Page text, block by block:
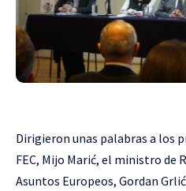
Dirigieron unas palabras a los
FEC, Mijo Marić, el ministro de
Asuntos Europeos, Gordan